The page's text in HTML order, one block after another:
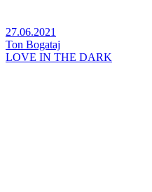
27.06.2021
Ton Bogataj
LOVE IN THE DARK